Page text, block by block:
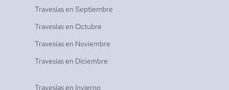
Travesías en Septiembre
Travesías en Octubre
Travesías en Noviembre
Travesías en Diciembre
Travesías en Invierno